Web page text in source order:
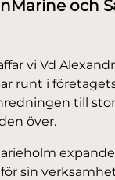
och
vi Vd
runt i
till
över.
sin